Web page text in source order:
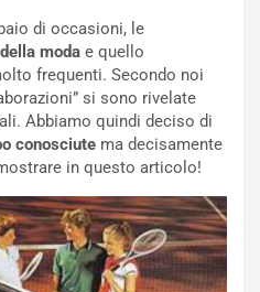
di occasioni, le
moda e quello
frequenti. Secondo noi
si sono rivelate
Abbiamo quindi deciso di
conosciute ma decisamente
in questo articolo!